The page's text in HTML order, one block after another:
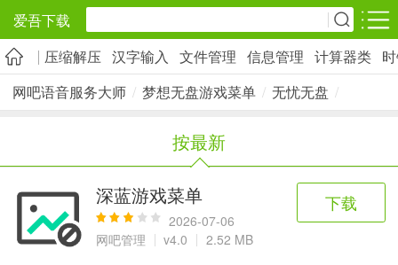
爱吾下载
安卓应用 安卓游戏
旅游出行
社交通讯
2千+款应用
影音播放
实用工具
2万+款应用
金融理财
2百+款应用
网上购物
压缩解压 汉字输入 文件管理 信息管理 计算器类
网吧语音服务大师 / 梦想无盘游戏菜单 / 无忧无盘 /
按最新
深蓝游戏菜单
2026-07-06
网吧管理
v4.0 2.52 MB
下载